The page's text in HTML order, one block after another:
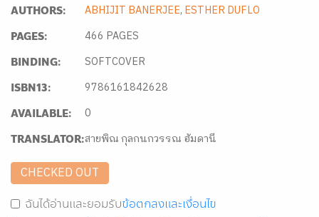
AUTHORS: ABHIJIT BANERJEE, ESTHER DUFLO
PAGES: 466 PAGES
BINDING: SOFTCOVER
ISBN13: 9786161842628
AVAILABLE: 0
TRANSLATOR:สายพิณ กุลกนกวรรณ ฮัมดานี
CHECKED OUT
ฉันได้อ่านและยอมรับข้อตกลงและเงื่อนไข